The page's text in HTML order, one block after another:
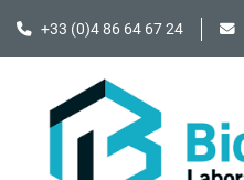
+33 (0)4 86 64 67 24